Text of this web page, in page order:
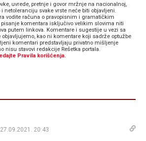
uvrede, pretnje i govor mržnje na nacionalnoj,
netoleranciju svake vrste neće biti objavljeni.
vodite računa o pravopisnim i gramatičkim
komentara isključivo velikim slovima niti
putem linkova. Komentare i sugestije u vezi sa
kao ni komentare koji sadrže optužbe
komentari predstavljaju privatno mišljenje
nisu stavovi redakcije Rešetka portala.
Pravila korišćenja.
27.09.2021. 20:43